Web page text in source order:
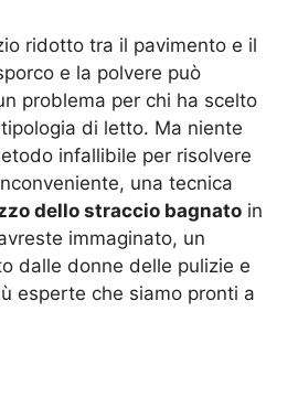
ridotto tra il pavimento e il
e la polvere può
problema per chi ha scelto
di letto. Ma niente
infallibile per risolvere
una tecnica
dello straccio bagnato in
immaginato, un
dalle donne delle pulizie e
esperte che siamo pronti a